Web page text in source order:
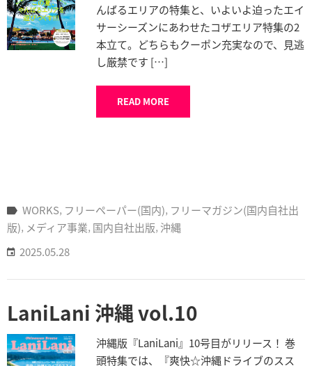
んばるエリアの特集と、いよいよ迫ったエイ
サーシーズンにあわせたコザエリア特集の2
本立て。どちらもクーポン充実なので、見逃
し厳禁です […]
READ MORE
WORKS‚ フリーペーパー(国内)‚ フリーマガジン(国内自社出
版)‚ メディア事業‚ 国内自社出版‚ 沖縄
2025.05.28
LaniLani 沖縄 vol.10
沖縄版『LaniLani』10号目がリリース！ 巻
頭特集では、『爽快☆沖縄ドライブのスス